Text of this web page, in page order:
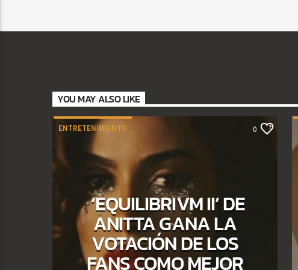
YOU MAY ALSO LIKE
ENTRETENIMIENTO 0
‘EQUILIBRIVM II’ DE
ANITTA GANA LA
VOTACIÓN DE LOS
FANS COMO MEJOR